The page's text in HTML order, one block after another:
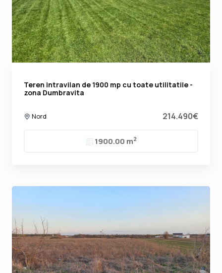
Teren intravilan de 1900 mp cu toate utilitatile -
zona Dumbravita
Nord 214.490€
1900.00 m2